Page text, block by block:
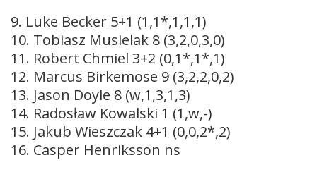
9. Luke Becker 5+1 (1,1*,1,1,1)
10. Tobiasz Musielak 8 (3,2,0,3,0)
11. Robert Chmiel 3+2 (0,1*,1*,1)
12. Marcus Birkemose 9 (3,2,2,0,2)
13. Jason Doyle 8 (w,1,3,1,3)
14. Radosław Kowalski 1 (1,w,-)
15. Jakub Wieszczak 4+1 (0,0,2*,2)
16. Casper Henriksson ns